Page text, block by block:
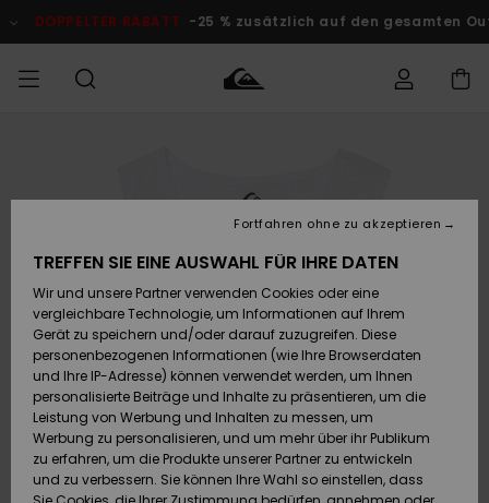
ProduktinformationRABATT -25 % zusätzlich auf den gesamten Outlet-
Accessoires
Schuhe&
Flip-Flops
Surf
Snow
Accessoires
Schuhe&
Flip-Flops
Surf
Snow
FRAUEN
Brandneu
Highlights
Snow
SURF
Kinder
Highlights
Community
SNOW
Snow Shop
Kinder
Snow Shop
Damen
Highlights
DOPPELTER
RABATT
KINDER
Outlet
Frauen
Retouren
Bezahlung
Geschenkkarte
Quiksilver
Freedom
TREFFEN SIE EINE AUSWAHL FÜR IHRE DATEN
Wir und unsere Partner verwenden Cookies oder eine
vergleichbare Technologie, um Informationen auf Ihrem
Gerät zu speichern und/oder darauf zuzugreifen. Diese
personenbezogenen Informationen (wie Ihre Browserdaten
und Ihre IP-Adresse) können verwendet werden, um Ihnen
personalisierte Beiträge und Inhalte zu präsentieren, um die
Leistung von Werbung und Inhalten zu messen, um
Werbung zu personalisieren, und um mehr über ihr Publikum
zu erfahren, um die Produkte unserer Partner zu entwickeln
und zu verbessern. Sie können Ihre Wahl so einstellen, dass
Fortfahren ohne zu akzeptieren